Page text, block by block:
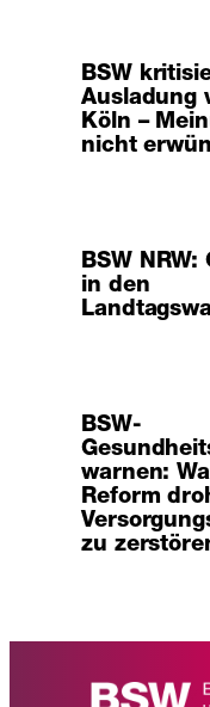
BSW
Ausladung
Köln –
nicht
BSW NRW:
in den
BSW-
warnen:
Reform
zu